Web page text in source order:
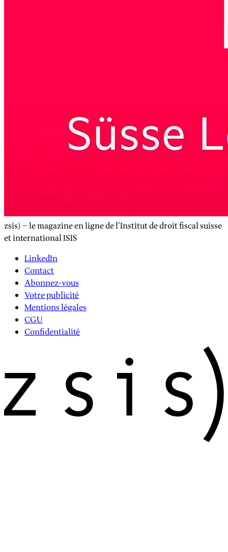
zsis) – le magazine en ligne de l’Institut de droit fiscal suisse
et international ISIS
LinkedIn
Contact
Abonnez-vous
Votre publicité
Mentions légales
CGU
Confidentialité